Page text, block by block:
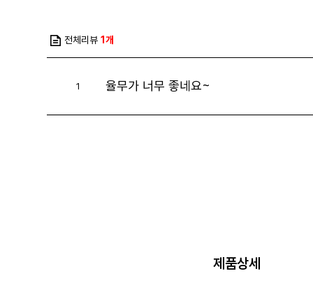
전체리뷰1개
1 율무가 너무 좋네요~
제품상세